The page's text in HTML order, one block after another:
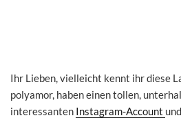
Ihr Lieben, vielleicht kennt ihr diese
polyamor, haben einen tollen,
interessanten Instagram-Account